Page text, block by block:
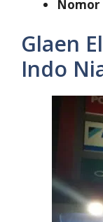
Nomor
Glaen
Indo